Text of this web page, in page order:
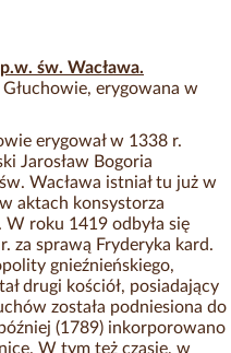
św. Wacława.
erygowana w
erygował w 1338 r.
Jarosław Bogoria
Wacława istniał tu już w
aktach konsystorza
W roku 1419 odbyła się
za sprawą Fryderyka kard.
gnieźnieńskiego,
drugi kościół, posiadający
została podniesiona do
(1789) inkorporowano
W tym też czasie, w